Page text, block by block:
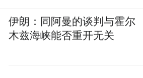
伊朗：同阿曼的谈判与霍尔
木兹海峡能否重开无关